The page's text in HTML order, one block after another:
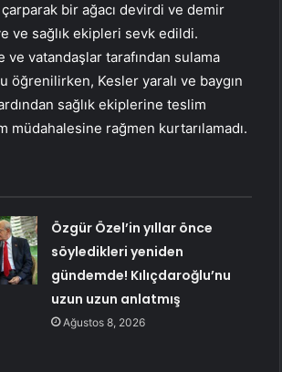
çarparak bir ağacı devirdi ve demir
ve sağlık ekipleri sevk edildi.
vatandaşlar tarafından sulama
öğrenilirken, Kesler yaralı ve baygın
sağlık ekiplerine teslim
müdahalesine rağmen kurtarılamadı.
Özgür Özel’in yıllar önce
söyledikleri yeniden
gündemde! Kılıçdaroğlu’nu
uzun uzun anlatmış
Ağustos 8, 2026